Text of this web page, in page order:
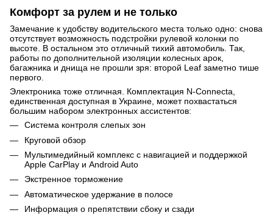
Комфорт за рулем и не только
Замечание к удобству водительского места только одно: снова
отсутствует возможность подстройки рулевой колонки по
высоте. В остальном это отличный тихий автомобиль. Так,
работы по дополнительной изоляции колесных арок,
багажника и днища не прошли зря: второй Leaf заметно тише
первого.
Электроника тоже отличная. Комплектация N-Connecta,
единственная доступная в Украине, может похвастаться
большим набором электронных ассистентов:
Система контроля слепых зон
Круговой обзор
Мультимедийный комплекс с навигацией и поддержкой
Apple CarPlay и Android Auto
Экстренное торможение
Автоматическое удержание в полосе
Информация о препятствии сбоку и сзади